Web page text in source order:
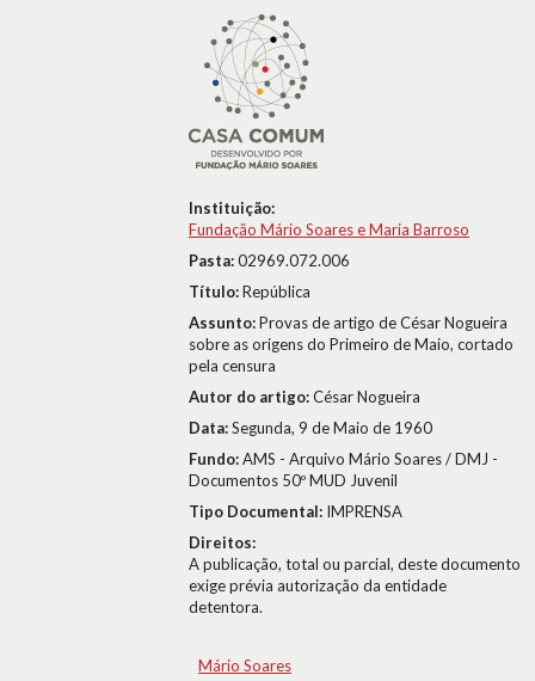
Instituição:
Fundação Mário Soares e Maria Barroso
Pasta:02969.072.006
Título:República
Assunto:Provas de artigo de César Nogueira
sobre as origens do Primeiro de Maio, cortado
pela censura
Autor do artigo:César Nogueira
Data:Segunda, 9 de Maio de 1960
Fundo:AMS - Arquivo Mário Soares / DMJ -
Documentos 50º MUD Juvenil
Tipo Documental: IMPRENSA
Direitos:
A publicação, total ou parcial, deste documento
exige prévia autorização da entidade
detentora.
Mário Soares